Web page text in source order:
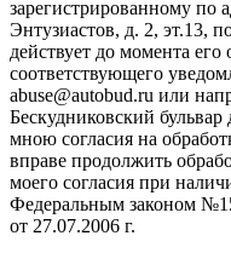
зарегистрированному по
Энтузиастов, д. 2, эт.13,
действует до момента
соответствующего
abuse@autobud.ru или
Бескудниковский
мною согласия на
вправе продолжить
моего согласия при
Федеральным законом
от 27.07.2006 г.